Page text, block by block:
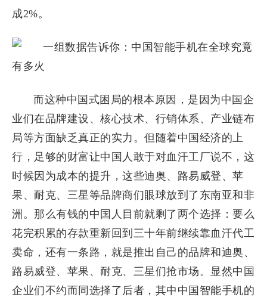
成2%。
而这种中国式困局的根本原因，是因为中国企
业们在品牌建设、核心技术、行销体系、产业链布
局等方面缺乏真正的实力。但随着中国经济的上
行，足够的财富让中国人敢于对血汗工厂说不，这
时候因为成本的提升，这些迪奥、路易威登、苹
果、耐克、三星等品牌商们眼球放到了东南亚和非
洲。那么有钱的中国人目前就剩了两个选择：要么
花完积累的存款重新回到三十年前继续靠血汗代工
卖命，还有一条路，就是推出自己的品牌和迪奥、
路易威登、苹果、耐克、三星们抢市场。显然中国
企业们不约而同选择了后者，其中中国智能手机的